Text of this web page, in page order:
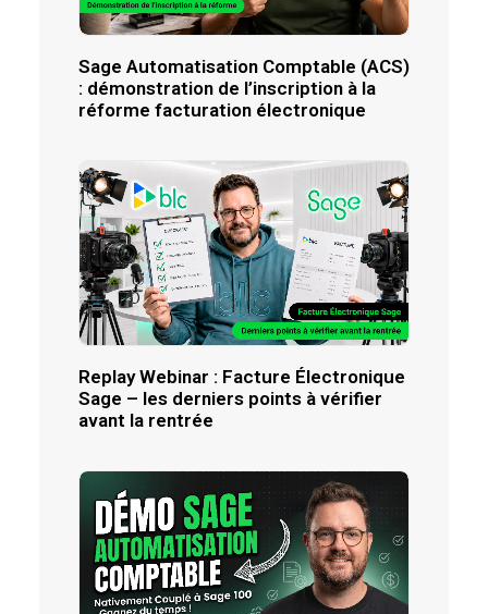
Sage Automatisation Comptable (ACS)
: démonstration de l’inscription à la
réforme facturation électronique
Replay Webinar : Facture Électronique
Sage – les derniers points à vérifier
avant la rentrée